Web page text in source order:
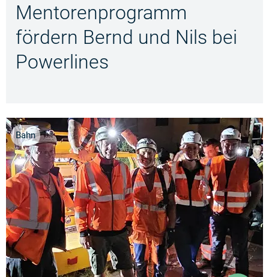
Mentorenprogramm
fördern Bernd und Nils bei
Powerlines
Bahn